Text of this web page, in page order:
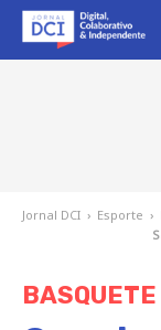
Jornal DCI › Esporte ›
BASQUETE